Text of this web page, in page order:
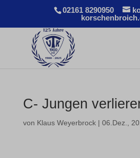
02161 8290950
C- Jungen
von Klaus Weyerbrock| 06.Dez.,